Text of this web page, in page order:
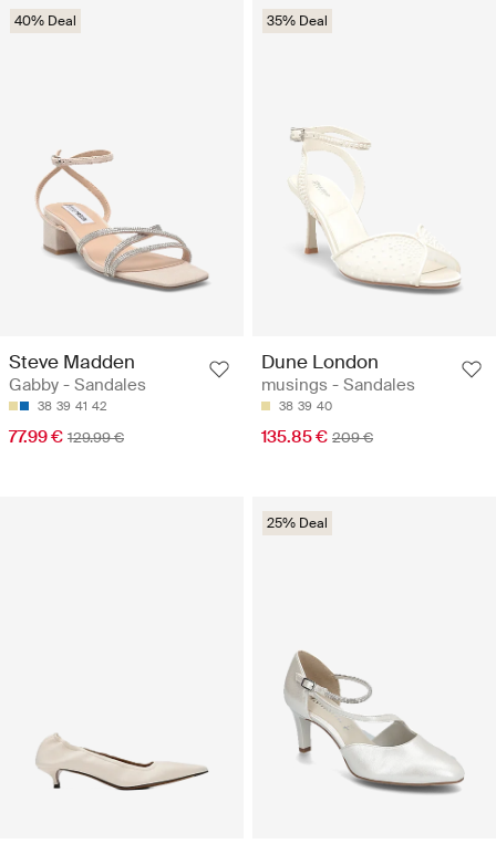
40% Deal
Steve Madden
Gabby - Sandales
38 39 41 42
77.99 € 129.99 €
35% Deal
Dune London
musings - Sandales
38 39 40
135.85 € 209 €
25% Deal